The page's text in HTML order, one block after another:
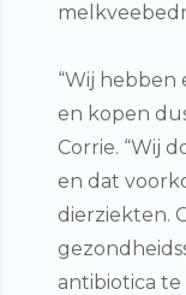
“Wij hebben
en kopen
Corrie. “Wij
en dat
dierziekten.
antibiotica